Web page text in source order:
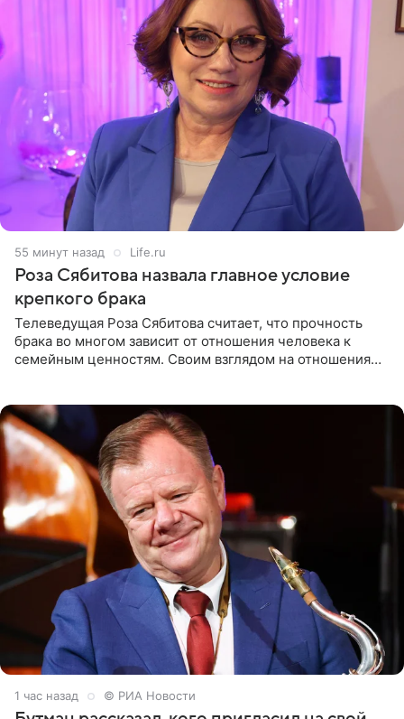
55 минут назад Life.ru
Роза Сябитова назвала главное условие
крепкого брака
Телеведущая Роза Сябитова считает, что прочность
брака во многом зависит от отношения человека к
семейным ценностям. Своим взглядом на отношения
1 час назад © РИА Новости